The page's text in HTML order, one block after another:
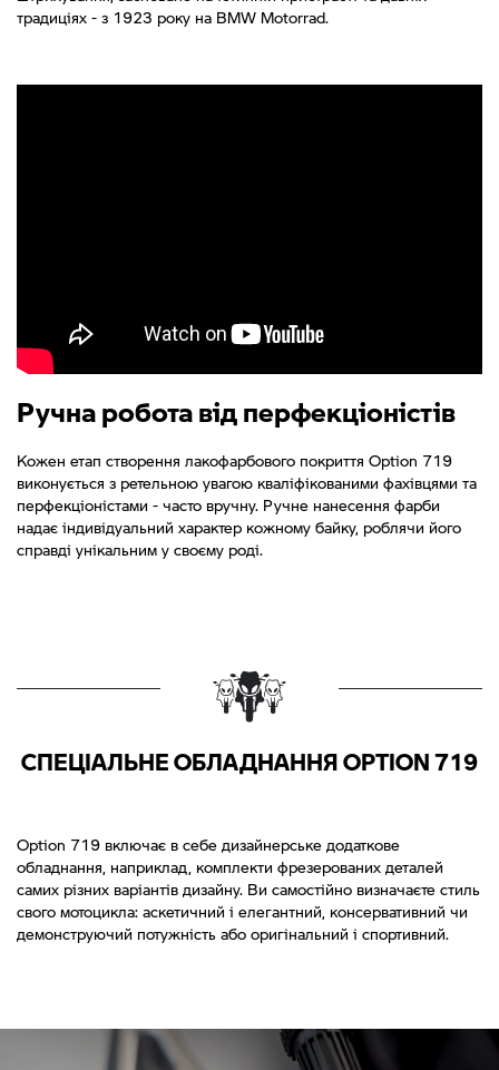
традиціях - з 1923 року на BMW Motorrad.
Ручна робота від перфекціоністів
Кожен етап створення лакофарбового покриття Option 719
виконується з ретельною увагою кваліфікованими фахівцями та
перфекціоністами - часто вручну. Ручне нанесення фарби
надає індивідуальний характер кожному байку, роблячи його
справді унікальним у своєму роді.
СПЕЦІАЛЬНЕ ОБЛАДНАННЯ OPTION 719
Option 719 включає в себе дизайнерське додаткове
обладнання, наприклад, комплекти фрезерованих деталей
самих різних варіантів дизайну. Ви самостійно визначаєте стиль
свого мотоцикла: аскетичний і елегантний, консервативний чи
демонструючий потужність або оригінальний і спортивний.